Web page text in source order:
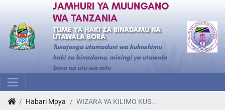
JAMHURI YA MUUNGANO
WA TANZANIA
TUME YA HAKI ZA BINADAMU NA
UTAWALA BORA
Tunajenga utamaduni wa kuheshimu
haki za binadamu, misingi ya utawala
bora na utu wa mtu
Habari Mpya WIZARA YA KILIMO KUS...